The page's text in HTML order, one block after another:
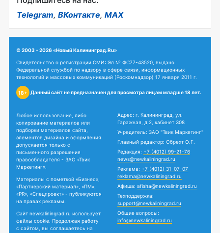
Telegram, ВКонтакте, MAX
© 2003 - 2026 «Новый Калининград.Ru»
Свидетельство о регистрации СМИ: Эл № ФС77-43520, выдано
Федеральной службой по надзору в сфере связи, информационных
технологий и массовых коммуникаций (Роскомнадзор) 17 января 2011 г.
18+ Данный сайт не предназначен для просмотра лицам младше 18 лет.
Любое использование, либо
копирование материалов или
подборки материалов сайта,
элементов дизайна и оформления
допускается только с
письменного разрешения
правообладателя - ЗАО «Твик
Маркетинг».
Материалы с пометкой «Бизнес»,
«Партнерский материал», «ПМ»,
«PR», «Спецпроект» - публикуются
на правах рекламы.
Сайт newkaliningrad.ru использует
файлы cookie. Продолжая работу
с сайтом, вы соглашаетесь на
Адрес: г. Калининград, ул.
Гаражная, д.2, кабинет 308
Учредитель: ЗАО "Твик Маркетинг"
Главный редактор: Обрехт О.Г.
Редакция: +7 (4012) 99-21-76
news@newkaliningrad.ru
Реклама: +7 (4012) 31-07-07
reklama@newkaliningrad.ru
Афиша: afisha@newkaliningrad.ru
Техподдержка:
support@newkaliningrad.ru
Общие вопросы:
info@newkaliningrad.ru